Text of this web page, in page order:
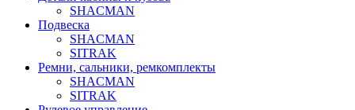
SHACMAN
Подвеска
SHACMAN
SITRAK
Ремни, сальники, ремкомплекты
SHACMAN
SITRAK